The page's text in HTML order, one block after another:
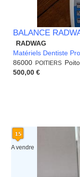
BALANCE
RADWAG
Matériels Dentiste
86000
POITIERS
500,00 €
A vendre